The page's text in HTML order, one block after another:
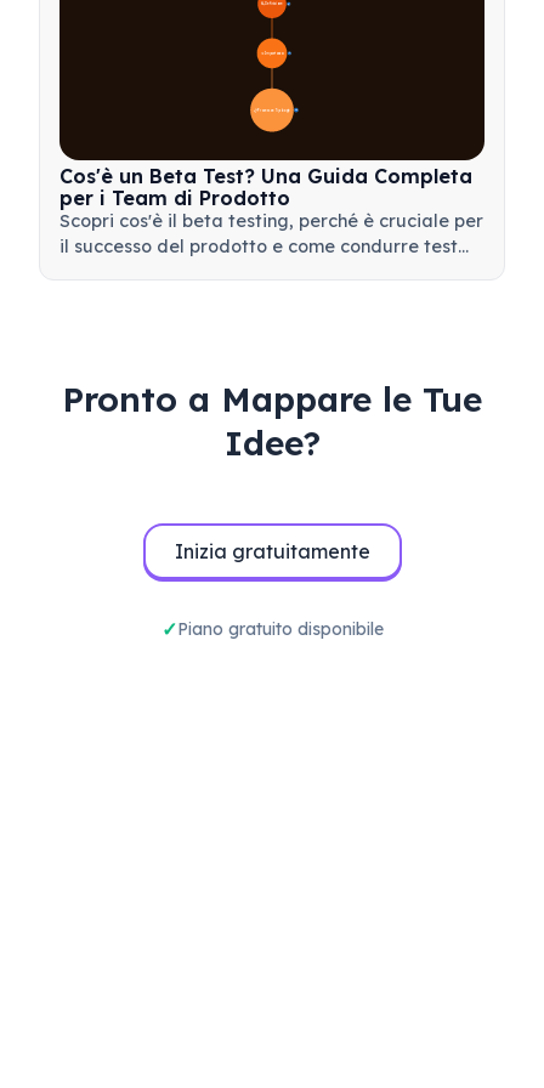
🔍 Definizione
🎯 Importanza
📋 Processo e Tipologie
Cos'è un Beta Test? Una Guida Completa
per i Team di Prodotto
Scopri cos'è il beta testing, perché è cruciale per
il successo del prodotto e come condurre test
Pronto a Mappare le Tue
Idee?
Inizia gratuitamente
Piano gratuito disponibile